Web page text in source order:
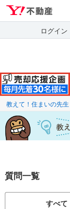
ログイン
教えて！住まいの先生
質問一覧
すべて